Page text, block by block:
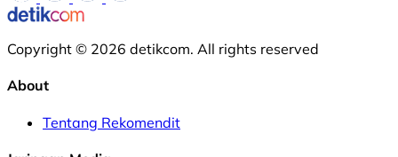
Copyright © 2026 detikcom. All rights reserved
About
Tentang Rekomendit